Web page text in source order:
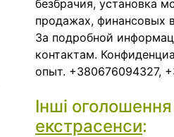
безбрачия, установка
продажах, финансовых
За подробной
контактам.
опыт. +380676094327,
Інші оголошення
екстрасенси: